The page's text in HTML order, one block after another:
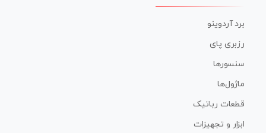
برد آردوینو
رزبری پای
سنسورها
ماژول‌ها
قطعات رباتیک
ابزار و تجهیزات